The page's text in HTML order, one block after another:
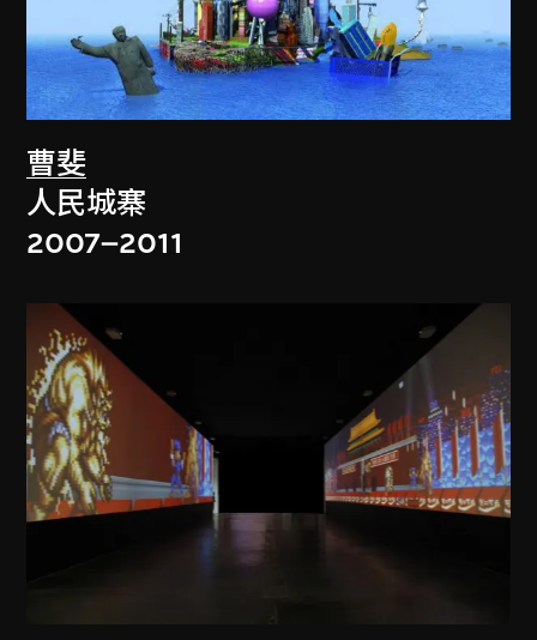
曹斐
人民城寨
2007–2011